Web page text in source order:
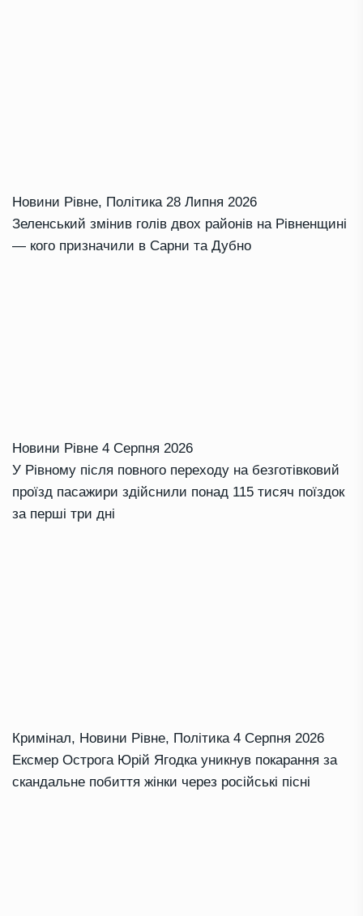
Новини Рівне, Політика 28 Липня 2026
Зеленський змінив голів двох районів на Рівненщині
— кого призначили в Сарни та Дубно
Новини Рівне 4 Серпня 2026
У Рівному після повного переходу на безготівковий
проїзд пасажири здійснили понад 115 тисяч поїздок
за перші три дні
Кримінал, Новини Рівне, Політика 4 Серпня 2026
Ексмер Острога Юрій Ягодка уникнув покарання за
скандальне побиття жінки через російські пісні